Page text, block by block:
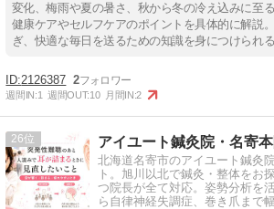
変化、梅雨や夏の暑さ、秋から冬の冷え込みに至
健康ケアやセルフケアのポイントを具体的に解説
ぎ、快適な毎日を送るための知識を身につけられ
2126387 2
週間IN:1 週間OUT:10 月間IN:2
26 アイユート鍼灸院・名寄
北海道名寄市のアイユート鍼灸
ト。旭川以北で鍼灸・整体をお
つ院長が全て対応。姿勢分析を
ら自律神経失調症、巻き爪まで